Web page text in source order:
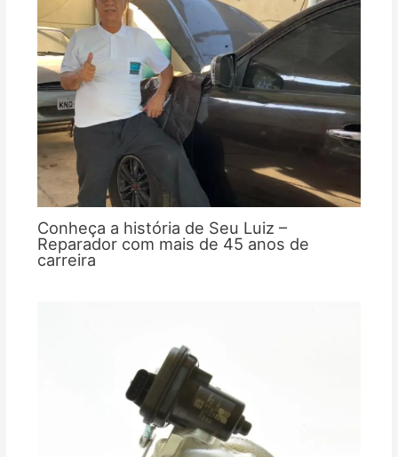
Conheça a história de Seu Luiz –
Reparador com mais de 45 anos de
carreira